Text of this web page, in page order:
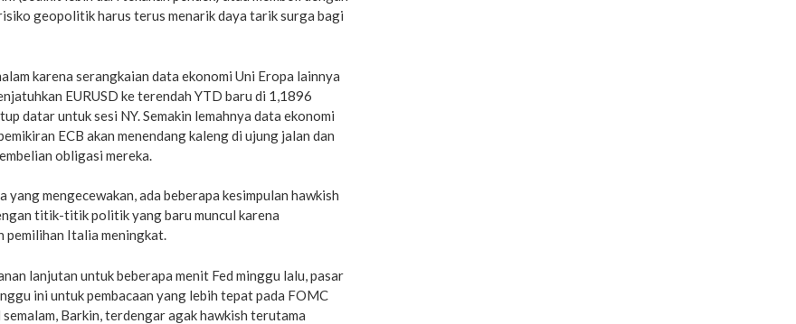
geopolitik harus terus menarik daya tarik surga bagi
karena serangkaian data ekonomi Uni Eropa lainnya
EURUSD ke terendah YTD baru di 1,1896
datar untuk sesi NY. Semakin lemahnya data ekonomi
ECB akan menendang kaleng di ujung jalan dan
obligasi mereka.
yang mengecewakan, ada beberapa kesimpulan hawkish
titik-titik politik yang baru muncul karena
pemilihan Italia meningkat.
lanjutan untuk beberapa menit Fed minggu lalu, pasar
ini untuk pembacaan yang lebih tepat pada FOMC
Barkin, terdengar agak hawkish terutama